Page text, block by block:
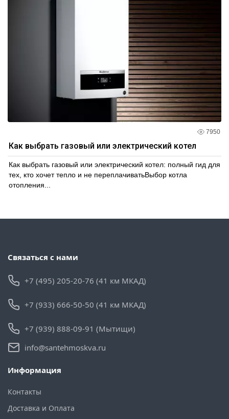
7950
Как выбрать газовый или электрический котел
Как выбрать газовый или электрический котел: полный гид для
тех, кто хочет тепло и не переплачиватьВыбор котла
отопления...
Связаться с нами
+7 (495) 205-20-76 (41 км МКАД)
+7 (933) 666-50-50 (41 км МКАД)
+7 (939) 888-09-91 (Мытищи)
info@santehmoskva.ru
Информация
Контакты
Доставка и Оплата